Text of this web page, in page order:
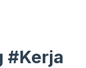
#Kerja